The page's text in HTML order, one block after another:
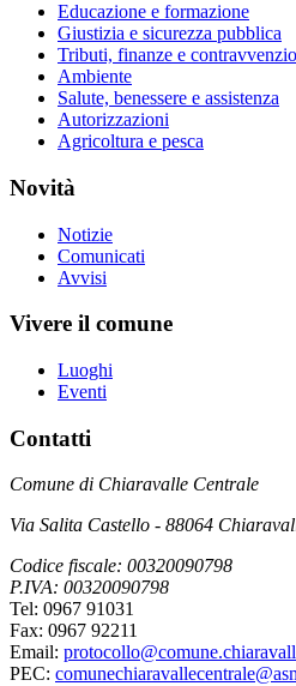
Educazione e formazione
Giustizia e sicurezza pubblica
Tributi, finanze e
Ambiente
Salute, benessere e assistenza
Autorizzazioni
Agricoltura e pesca
Novità
Notizie
Comunicati
Avvisi
Vivere il comune
Luoghi
Eventi
Contatti
Comune di Chiaravalle Centrale
Via Salita Castello - 88064
Codice fiscale: 00320090798
P.IVA: 00320090798
Tel: 0967 91031
Fax: 0967 92211
Email:
PEC: